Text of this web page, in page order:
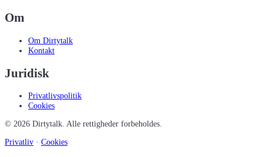
Om
Om Dirtytalk
Kontakt
Juridisk
Privatlivspolitik
Cookies
© 2026 Dirtytalk. Alle rettigheder forbeholdes.
Privatliv · Cookies